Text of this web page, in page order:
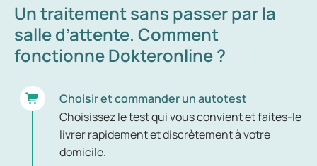
Un traitement sans passer par la
salle d’attente. Comment
fonctionne Dokteronline ?
Choisir et commander un autotest
Choisissez le test qui vous convient et faites-le
livrer rapidement et discrètement à votre
domicile.